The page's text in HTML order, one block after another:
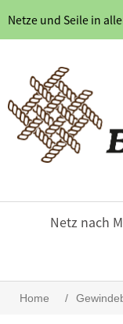
Netze und Seile in
Netz nach
Home /